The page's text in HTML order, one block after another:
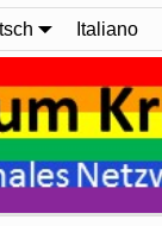
Italiano